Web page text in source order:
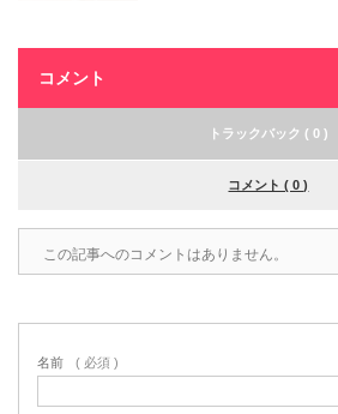
コメント
トラックバック ( 0 )
コメント ( 0 )
この記事へのコメントはありません。
名前 ( 必須 )